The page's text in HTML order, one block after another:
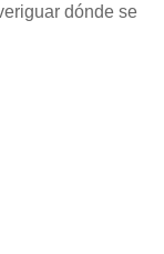
dónde se